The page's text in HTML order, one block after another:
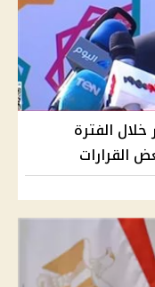
الفترة
القرارات